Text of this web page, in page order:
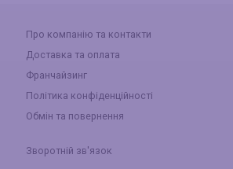
Про компанію та контакти
Доставка та оплата
Франчайзинг
Політика конфіденційності
Обмін та повернення
Зворотній зв'язок